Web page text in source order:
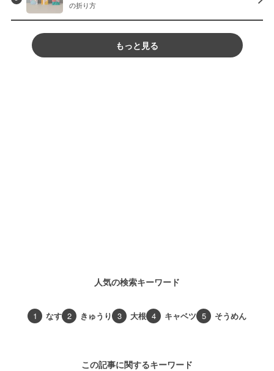
の折り方
もっと見る
人気の検索キーワード
1 なす 2 きゅうり 3 大根 4 キャベツ 5 そうめん
この記事に関するキーワード